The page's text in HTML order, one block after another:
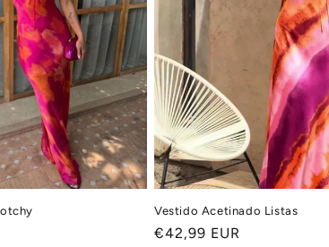
Vestido Acetinado Listas
Preço
€42,99 EUR